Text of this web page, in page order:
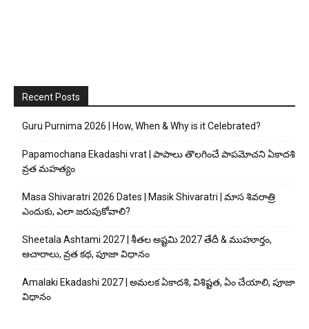
Recent Posts
Guru Purnima 2026 | How, When & Why is it Celebrated?
Papamochana Ekadashi vrat | పాపాలు తొలగించే పాపమోచని ఏకాదశి
వ్రత మహత్యం
Masa Shivaratri 2026 Dates | Masik Shivaratri | మాస శివరాత్రి
ఎందుకు, ఎలా జరుపుకోవాలి?
Sheetala Ashtami 2027 | శీతల అష్టమి 2027 తేదీ & ముహూర్తం,
ఆచారాలు, వ్రత కథ, పూజా విధానం
Amalaki Ekadashi 2027 | అమలక ఏకాదశి, విశిష్టత, ఏం చేయాలి, పూజా
విధానం